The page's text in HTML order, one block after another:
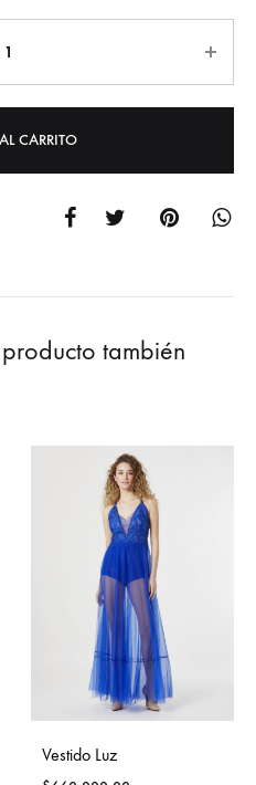
CARRITO
producto también
Vestido Luz